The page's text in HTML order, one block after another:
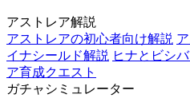
アストレア解説
アストレアの初心者向け解説
イナシールド解説 ヒナとビシ
ア育成クエスト
ガチャシミュレーター